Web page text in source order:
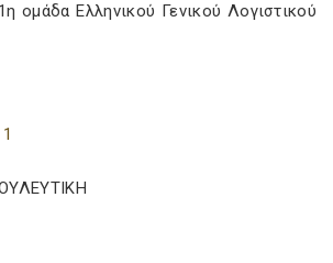
ομάδα Ελληνικού Γενικού Λογιστικού